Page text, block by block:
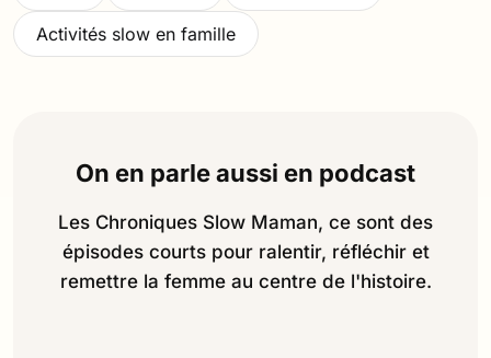
Activités slow en famille
On en parle aussi en podcast
Les Chroniques Slow Maman, ce sont des
épisodes courts pour ralentir, réfléchir et
remettre la femme au centre de l'histoire.